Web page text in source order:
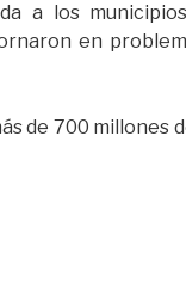
a los
en
de 700 millones